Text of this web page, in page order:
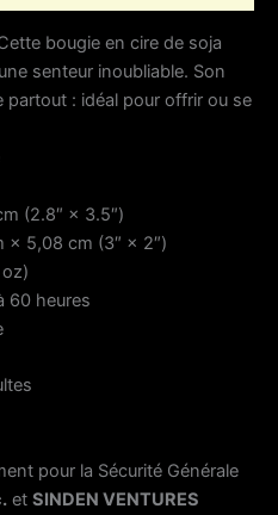
bougie en cire de soja
senteur inoubliable. Son
partout : idéal pour offrir ou se
(2.8″ × 3.5″)
× 5,08 cm (3″ × 2″)
60 heures
pour la Sécurité Générale
et SINDEN VENTURES